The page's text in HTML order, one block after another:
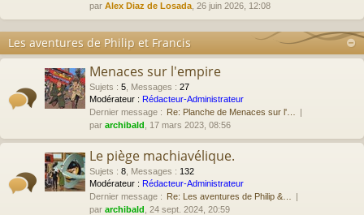
par Alex Diaz de Losada , 26 juin 2026, 12:08
Les aventures de Philip et Francis
Menaces sur l'empire
Sujets : 5 Messages : 27
Modérateur : Rédacteur-Administrateur
Dernier message : Re: Planche de Menaces sur l'…
par archibald , 17 mars 2023, 08:56
Le piège machiavélique.
Sujets : 8 Messages : 132
Modérateur : Rédacteur-Administrateur
Dernier message : Re: Les aventures de Philip &…
par archibald , 24 sept. 2024, 20:59